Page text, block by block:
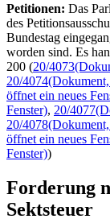
Petitionen: Das
des
Bundestag
worden sind. Es
200 (20/4073
20/4074
öffnet ein neues
Fenster), 20/4077
20/4078
öffnet ein neues
Fenster))
Forderung
Sektsteuer